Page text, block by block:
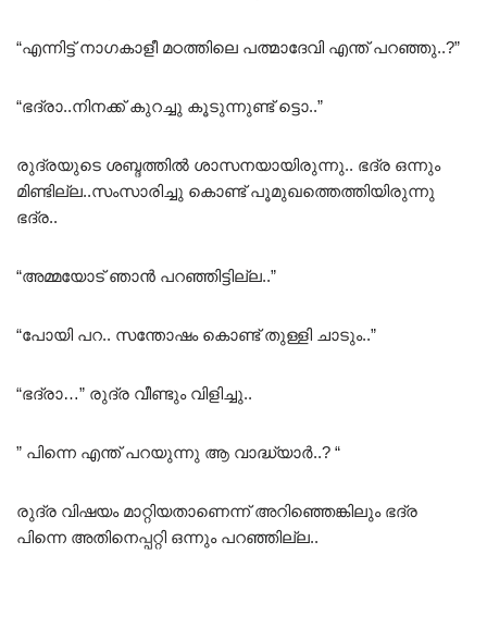
“എന്നിട്ട് നാഗകാളീ മഠത്തിലെ പത്മാദേവി എന്ത്‌ പറഞ്ഞു..?”
“ഭദ്രാ..നിനക്ക് കുറച്ചു കൂടുന്നുണ്ട് ട്ടൊ..”
രുദ്രയുടെ ശബ്ദത്തിൽ ശാസനയായിരുന്നു.. ഭദ്ര ഒന്നും
മിണ്ടില്ല..സംസാരിച്ചു കൊണ്ട് പൂമുഖത്തെത്തിയിരുന്നു
ഭദ്ര..
“അമ്മയോട് ഞാൻ പറഞ്ഞിട്ടില്ല..”
“പോയി പറ.. സന്തോഷം കൊണ്ട് തുള്ളി ചാടും..”
“ഭദ്രാ…” രുദ്ര വീണ്ടും വിളിച്ചു..
” പിന്നെ എന്ത്‌ പറയുന്നു ആ വാദ്ധ്യാർ..? “
രുദ്ര വിഷയം മാറ്റിയതാണെന്ന് അറിഞ്ഞെങ്കിലും ഭദ്ര
പിന്നെ അതിനെപ്പറ്റി ഒന്നും പറഞ്ഞില്ല..